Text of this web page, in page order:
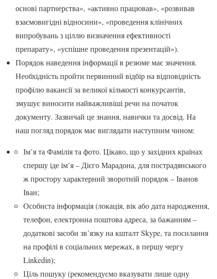
основі партнерства», «активно працював», «розвивав
взаємовигідні відносини», «проведення клінічних
випробувань з ціллю визначення ефективності
препарату», «успішне проведення презентацій»).
Порядок наведення інформації в резюме має значення.
Необхідність пройти первинний відбір на відповідність
профілю вакансії за великої кількості конкурсантів,
змушує виносити найважливіші речи на початок
документу. Зазвичай це знання, навички та досвід. На
наш погляд порядок має виглядати наступним чином:
Ім’я та Фамілія та фото. Цікаво, що у західних країнах
спершу іде ім’я – Дієго Марадона, для пострадянського
ж простору характерний зворотній порядок – Іванов
Іван;
Особиста інформація (локація, вік або дата народження,
телефон, електронна поштова адреса, за бажанням –
додаткові засоби зв’язку на кшталт Skype, та посилання
на профілі в соціальних мережах, в першу чергу
Linkedin);
Ціль пошуку (рекомендуємо вказувати лише одну